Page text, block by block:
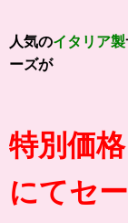
人気のイタリア製
ーズが
特別価
にてセ